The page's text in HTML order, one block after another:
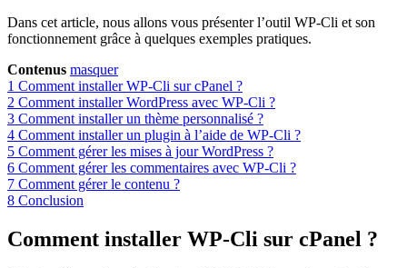
Dans cet article, nous allons vous présenter l’outil WP-Cli et son
fonctionnement grâce à quelques exemples pratiques.
Contenus masquer
1 Comment installer WP-Cli sur cPanel ?
2 Comment installer WordPress avec WP-Cli ?
3 Comment installer un thème personnalisé ?
4 Comment installer un plugin à l’aide de WP-Cli ?
5 Comment gérer les mises à jour WordPress ?
6 Comment gérer les commentaires avec WP-Cli ?
7 Comment gérer le contenu ?
8 Conclusion
Comment installer WP-Cli sur cPanel ?